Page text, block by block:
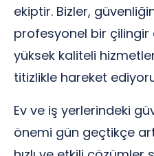
ekiptir. Bizler,
profesyonel bir
yüksek kaliteli
titizlikle hareket
Ev ve iş yerlerindeki
önemi gün geçtikçe